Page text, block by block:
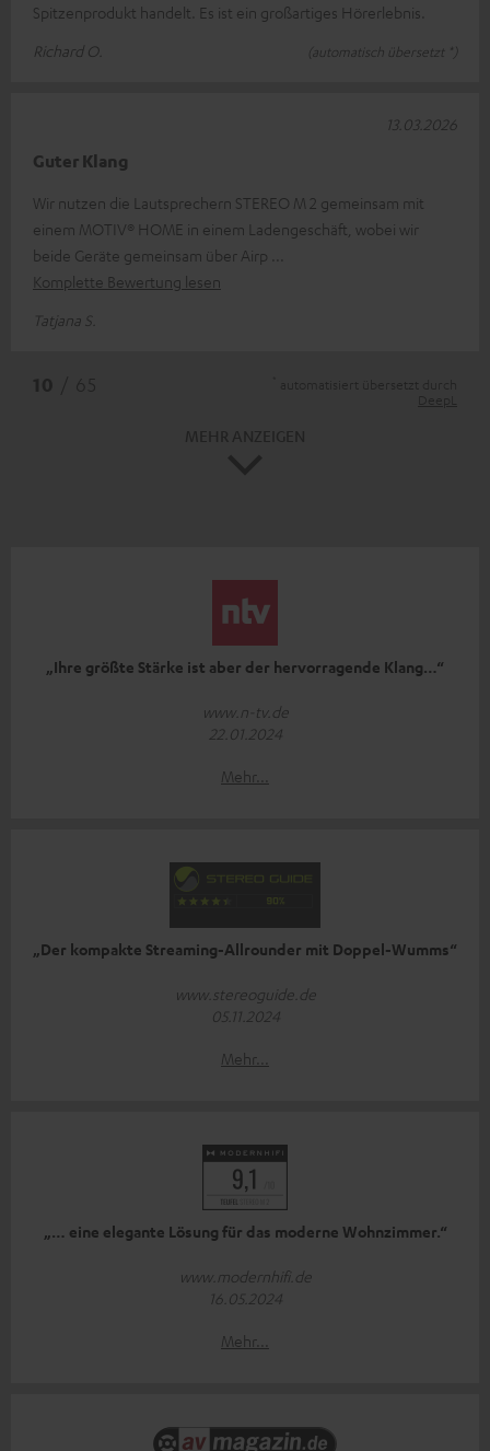
Spitzenprodukt handelt. Es ist ein großartiges Hörerlebnis.
Richard O.
(automatisch übersetzt *)
Guter Klang
Wir nutzen die Lautsprechern STEREO M 2 gemeinsam mit
einem MOTIV® HOME in einem Ladengeschäft, wobei wir
beide Geräte gemeinsam über Airp
Komplette Bewertung lesen
Tatjana S.
13.03.2026
„Ihre größte Stärke ist aber der hervorragende Klang…“
www.n-tv.de
22.01.2024
Mehr...
„Der kompakte Streaming-Allrounder mit Doppel-Wumms“
www.stereoguide.de
05.11.2024
Mehr...
„… eine elegante Lösung für das moderne Wohnzimmer.“
www.modernhifi.de
16.05.2024
Mehr...